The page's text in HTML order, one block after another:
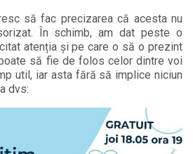
să fac precizarea că acesta nu
În schimb, am dat peste o
atenția și pe care o să o prezint
să fie de folos celor dintre voi
util, iar asta fără să implice niciun
dvs: